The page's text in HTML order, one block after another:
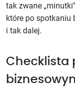
tak zwane
które po spotkaniu
i tak dalej.
Checklista